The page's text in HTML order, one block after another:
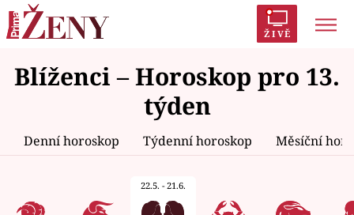
ŽIVĚ
Trendy: Polabí Inspekce Prostřeno!
AYTO?
Proměny
Témata
Blíženci – Horoskop pro 13.
týden
Denní horoskop Týdenní horoskop Měsíční
22.5. - 21.6.